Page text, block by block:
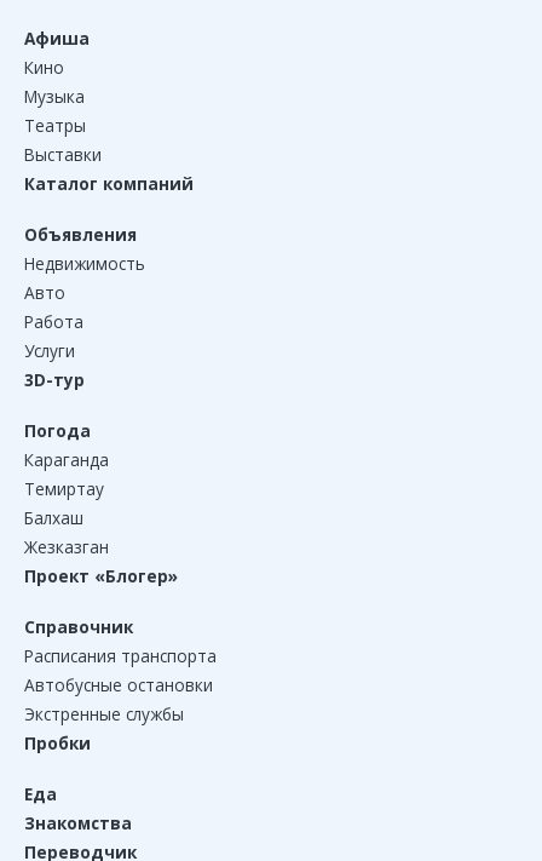
Афиша
Кино
Музыка
Театры
Выставки
Каталог компаний
Объявления
Недвижимость
Авто
Работа
Услуги
3D-тур
Погода
Караганда
Темиртау
Балхаш
Жезказган
Проект «Блогер»
Справочник
Расписания транспорта
Автобусные остановки
Экстренные службы
Пробки
Еда
Знакомства
Переводчик